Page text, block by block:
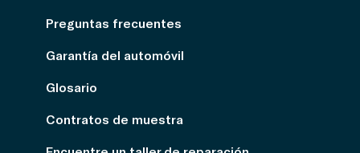
Preguntas frecuentes
Garantía del automóvil
Glosario
Contratos de muestra